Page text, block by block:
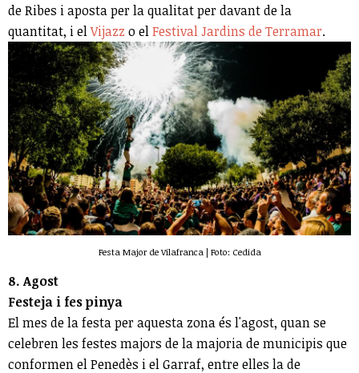
de Ribes i aposta per la qualitat per davant de la
quantitat, i elVijazz o elFestival Jardins de Terramar.
Festa Major de Vilafranca | Foto: Cedida
8. Agost
Festeja i fes pinya
El mes de la festa per aquesta zona és l'agost, quan se
celebren les festes majors de la majoria de municipis que
conformen el Penedès i el Garraf, entre elles la de